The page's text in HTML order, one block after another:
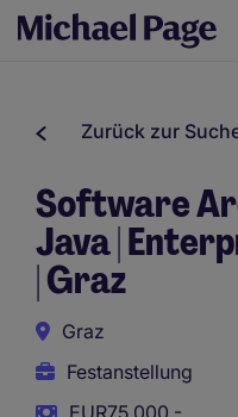
Zurück zur
Software
Java |
| Graz
Graz
Festanstellung
EUR75.000 -